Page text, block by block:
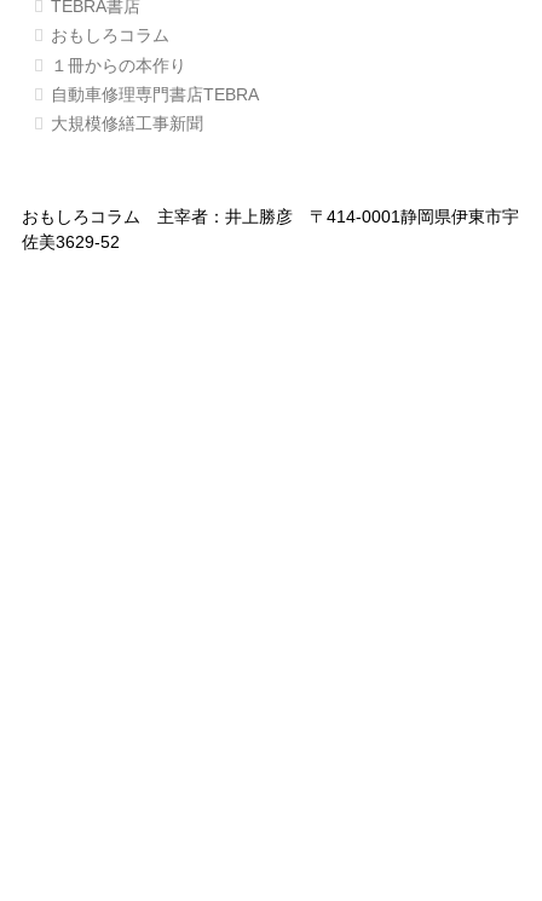
TEBRA書店
おもしろコラム
１冊からの本作り
自動車修理専門書店TEBRA
大規模修繕工事新聞
おもしろコラム 主宰者：井上勝彦 〒414-0001静岡県伊東市宇
佐美3629-52